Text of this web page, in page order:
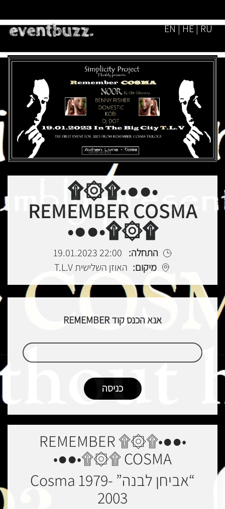
EN | HE | RU
•●●•۩۞۩
REMEMBER COSMA
۩۞۩•●●•
התחלה: 22:00 19.01.2023
מיקום: האוזן השלישית T.L.V
אנא הכנס קוד REMEMBER
•●●•۩۞۩ REMEMBER
COSMA ۩۞۩•●●•
“אביחן לבנה” Cosma 1979-
2003